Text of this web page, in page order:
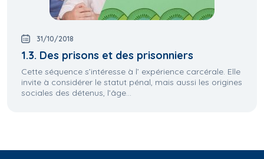
31/10/2018
1.3. Des prisons et des prisonniers
Cette séquence s’intéresse à l’ expérience carcérale. Elle
invite à considérer le statut pénal, mais aussi les origines
sociales des détenus, l’âge...